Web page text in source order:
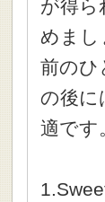
が得ら
めまし
前のひ
の後に
適です